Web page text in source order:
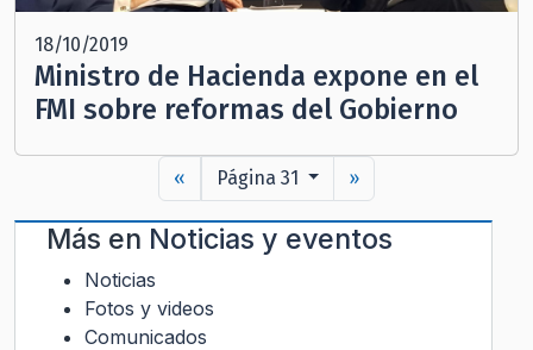
18/10/2019
Ministro de Hacienda expone en el
FMI sobre reformas del Gobierno
« Página 31 »
Más en Noticias y eventos
Noticias
Fotos y videos
Comunicados